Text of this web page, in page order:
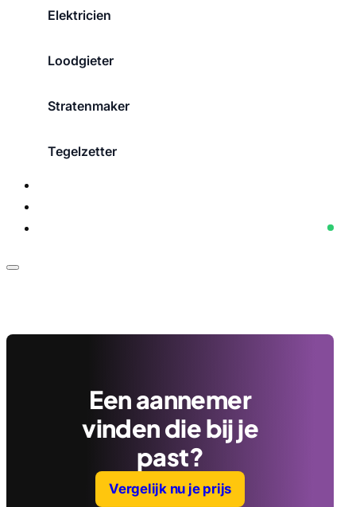
Elektricien
Loodgieter
Stratenmaker
Tegelzetter
Een aannemer
vinden die bij je
past?
Vergelijk nu je prijs